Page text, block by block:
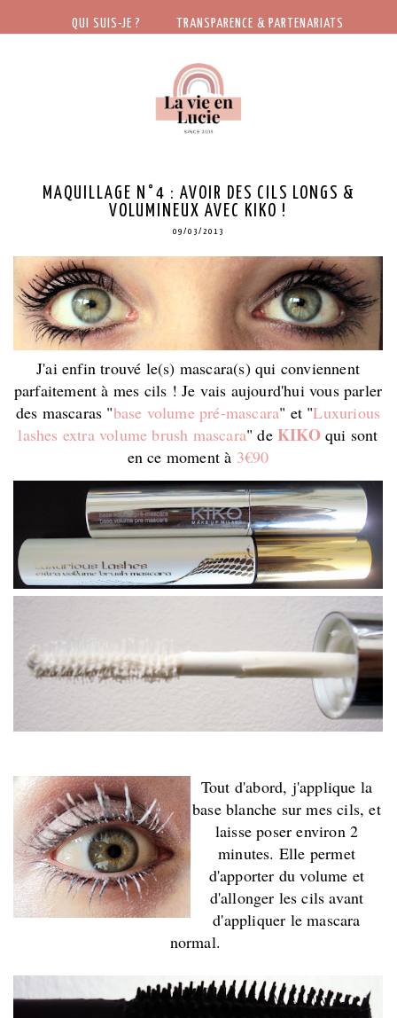
MAQUILLAGE N°4 : AVOIR DES CILS LONGS &
VOLUMINEUX AVEC KIKO !
09/03/2013
J'ai enfin trouvé le(s) mascara(s) qui conviennent
parfaitement à mes cils ! Je vais aujourd'hui vous parler
des mascaras "base volume pré-mascara" et "Luxurious
lashes extra volume brush mascara" de KIKOqui sont
en ce moment à 3€90
Tout d'abord, j'applique la
base blanche sur mes cils, et
laisse poser environ 2
minutes. Elle permet
d'apporter du volume et
d'allonger les cils avant
d'appliquer le mascara
normal.
QUI SUIS-JE ? TRANSPARENCE & PARTENARIATS